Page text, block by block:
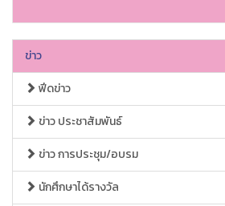
ข่าว
ฟีดข่าว
ข่าว ประชาสัมพันธ์
ข่าว การประชุม/อบรม
นักศึกษาได้รางวัล